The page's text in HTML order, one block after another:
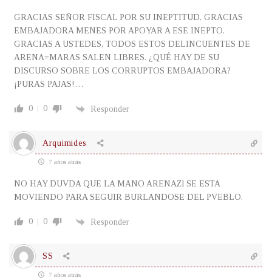
GRACIAS SEÑOR FISCAL POR SU INEPTITUD, GRACIAS
EMBAJADORA MENES POR APOYAR A ESE INEPTO.
GRACIAS A USTEDES, TODOS ESTOS DELINCUENTES DE
ARENA=MARAS SALEN LIBRES. ¿QUÉ HAY DE SU
DISCURSO SOBRE LOS CORRUPTOS EMBAJADORA?
¡PURAS PAJAS!…
0 0 Responder
Arquimides
7 años atrás
NO HAY DUVDA QUE LA MANO ARENAZl SE ESTA
MOVIENDO PARA SEGUIR BURLANDOSE DEL PVEBLO.
0 0 Responder
SS
7 años atrás